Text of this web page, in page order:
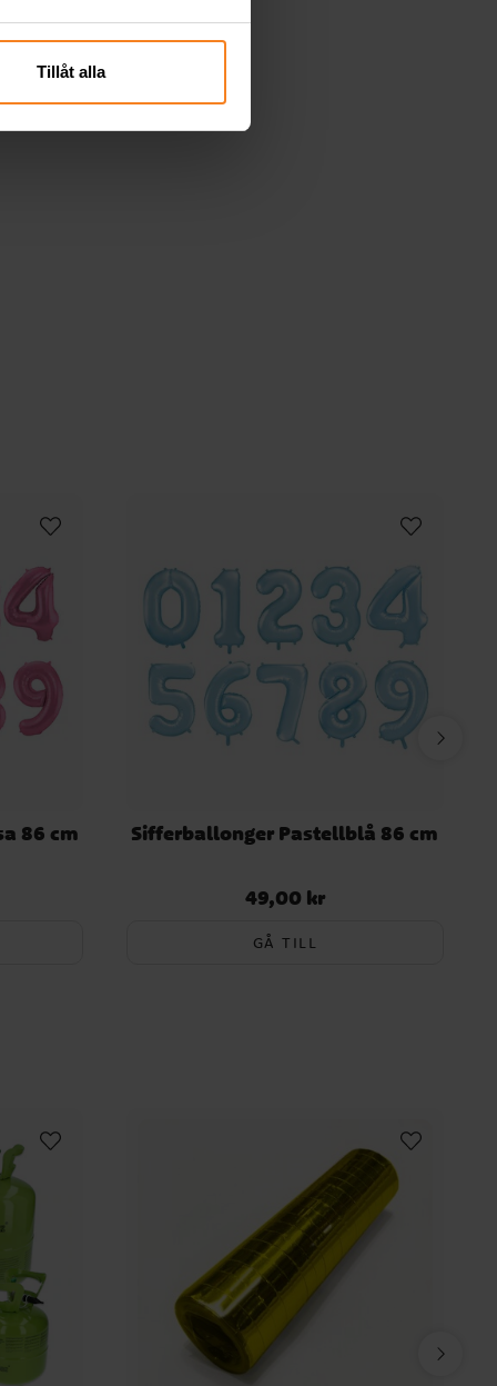
Tillåt alla
86 cm Sifferballonger Pastellblå 86 cm
Pris: 49,00 kr
49,00 kr
GÅ TILL